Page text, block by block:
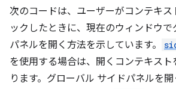
次のコードは、ユーザーがコンテキス
ックしたときに、現在のウィンドウで
パネルを開く方法を示しています。
を使用する場合は、開くコンテキス
ります。グローバル サイドパネルを開